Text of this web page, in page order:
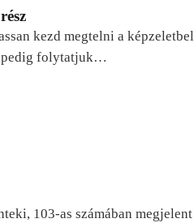
kezd megtelni a
pedig folytatjuk…
103-as számában